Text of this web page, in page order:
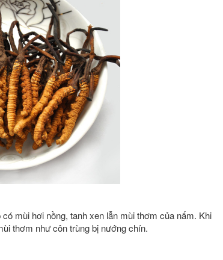
mùi hơi nồng, tanh xen lẫn mùi thơm của nấm. Khi
thơm như côn trùng bị nướng chín.